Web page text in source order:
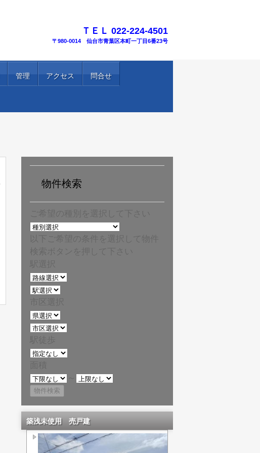
ＴＥＬ 022-224-4501
〒980-0014 仙台市青葉区本町一丁目6番23号
管理 アクセス 問合せ
物件検索
築浅未使用 売戸建